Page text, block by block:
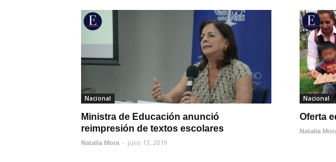
Nacional
Ministra de Educación anunció
reimpresión de textos escolares
Natalia Mora - julio 13, 2019
Nacional
Oferta
Natalia